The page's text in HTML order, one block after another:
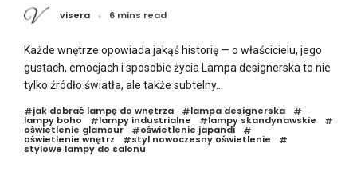
visera 6 mins read
Każde wnętrze opowiada jakąś historię — o właścicielu, jego
gustach, emocjach i sposobie życia Lampa designerska to nie
tylko źródło światła, ale także subtelny...
#jak dobrać lampę do wnętrza #lampa designerska #
lampy boho #lampy industrialne #lampy skandynawskie #
oświetlenie glamour #oświetlenie japandi #
oświetlenie wnętrz #styl nowoczesny oświetlenie #
stylowe lampy do salonu